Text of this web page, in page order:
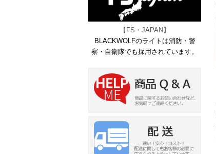
【FS・JAPAN】
BLACKWOLFのライトは消防・警
察・自衛隊でも採用されています。